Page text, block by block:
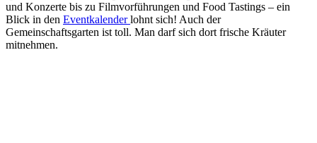
und Konzerte bis zu Filmvorführungen und Food Tastings – ein
Blick in den Eventkalenderlohnt sich! Auch der
Gemeinschaftsgarten ist toll. Man darf sich dort frische Kräuter
mitnehmen.